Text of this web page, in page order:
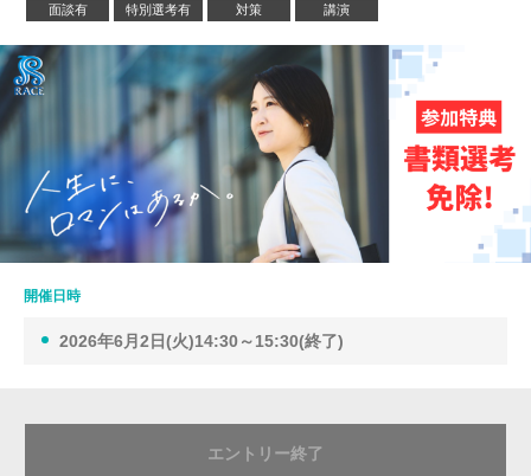
面談有
特別選考有 対策 講演
開催日時
2026年6月2日(火)14:30～15:30(終了)
エントリー終了